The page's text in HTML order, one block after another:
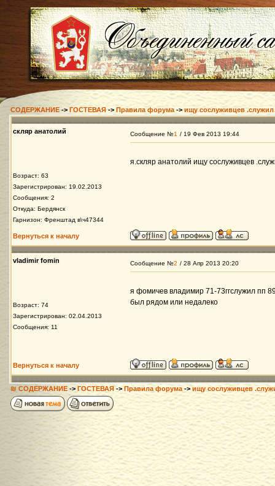
СОДЕРЖАНИЕ ->ГОСТЕВАЯ-> Правила форума ->ищу сослуживцев
скляр анатолий
Возраст: 63
Зарегистрирован: 19.02.2013
Сообщения: 2
Откуда: Бердянск
Гарнизон: Френштад в\ч47344
Сообщение №1 / 19 Фев 2013 19:44
я.скляр анатолий ищу сослуживцев
Вернуться к началу
vladimir fomin
Возраст: 74
Зарегистрирован: 02.04.2013
Сообщения: 11
Сообщение №2 / 28 Апр 2013 20:20
я фомичев владимир 71-73ггслужил пп
был рядом или недалеко
Вернуться к началу
₪ СОДЕРЖАНИЕ->ГОСТЕВАЯ->Правила форума->ищу сослуживцев